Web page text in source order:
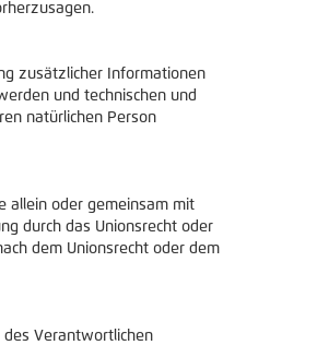
zusätzlicher Informationen
und technischen und
natürlichen Person
allein oder gemeinsam mit
durch das Unionsrecht oder
dem Unionsrecht oder dem
des Verantwortlichen